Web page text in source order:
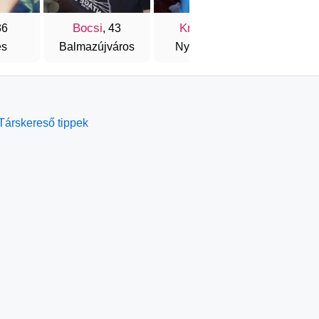
Bocsi, 43
Balmazújváros
Kriszta
Nyíregyháza
tippek